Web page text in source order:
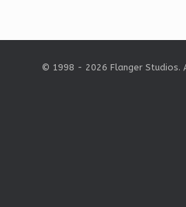
© 1998 - 2026 Flanger Studios.